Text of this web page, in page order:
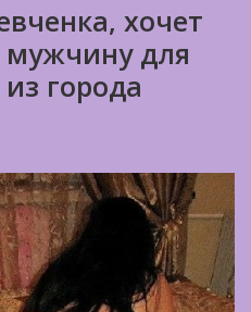
хочет
мужчину для
города